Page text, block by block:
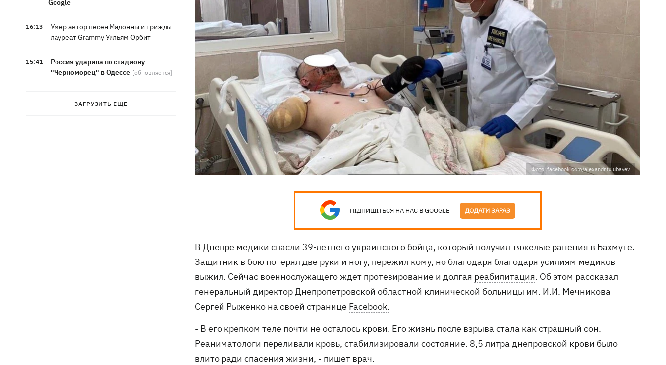
Google
16:13
Умер автор песен Мадонны и трижды
лауреат Grammy Уильям Орбит
15:41
Россия ударила по стадиону
"Черноморец" в Одессе [обновляется]
«Деликат» продолжает продавать
ЗАГРУЗИТЬ ЕЩЕ
Фото: facebook.com/alexandr.tolubayev
ПІДПИШІТЬСЯ НА НАС В GOOGLE ДОДАТИ ЗАРАЗ
В Днепре медики спасли 39-летнего украинского бойца, который получил тяжелые ранения в Бахмуте.
Защитник в бою потерял две руки и ногу, пережил кому, но благодаря благодаря усилиям медиков
выжил. Сейчас военнослужащего ждет протезирование и долгая реабилитация. Об этом рассказал
генеральный директор Днепропетровской областной клинической больницы им. И.И. Мечникова
Сергей Рыженко на своей странице Facebook.
- В его крепком теле почти не осталось крови. Его жизнь после взрыва стала как страшный сон.
Реаниматологи переливали кровь, стабилизировали состояние. 8,5 литра днепровской крови было
влито ради спасения жизни, - пишет врач.